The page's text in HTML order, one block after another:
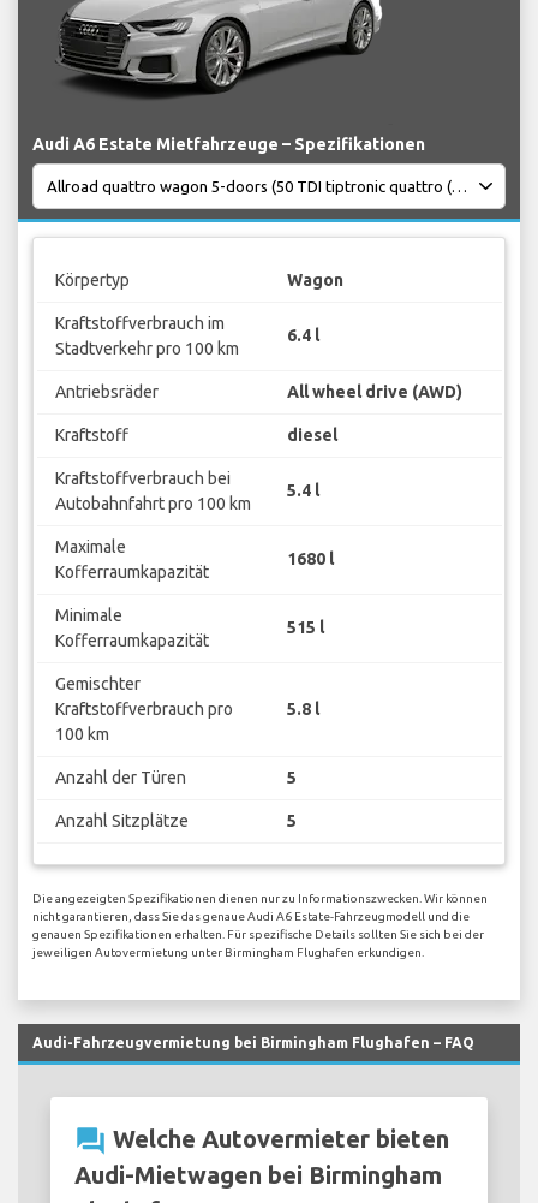
Audi A6 Estate Mietfahrzeuge – Spezifikationen
Körpertyp Wagon
Kraftstoffverbrauch im
Stadtverkehr pro 100 km
6.4 l
Antriebsräder All wheel drive (AWD)
Kraftstoff diesel
Kraftstoffverbrauch bei
Autobahnfahrt pro 100 km
5.4 l
Maximale
Kofferraumkapazität
1680 l
Minimale
Kofferraumkapazität
515 l
Gemischter
Kraftstoffverbrauch pro
100 km
5.8 l
Anzahl der Türen 5
Anzahl Sitzplätze 5
Die angezeigten Spezifikationen dienen nur zu Informationszwecken. Wir können
nicht garantieren, dass Sie das genaue Audi A6 Estate-Fahrzeugmodell und die
genauen Spezifikationen erhalten. Für spezifische Details sollten Sie sich bei der
jeweiligen Autovermietung unter Birmingham Flughafen erkundigen.
Audi-Fahrzeugvermietung bei Birmingham Flughafen – FAQ
question_answer Welche Autovermieter bieten
Audi-Mietwagen bei Birmingham